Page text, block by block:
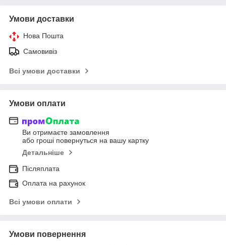
Умови доставки
Нова Пошта
Самовивіз
Всі умови доставки
Умови оплати
Ви отримаєте замовлення
або гроші повернуться на вашу картку
Детальніше
Післяплата
Оплата на рахунок
Всі умови оплати
Умови повернення